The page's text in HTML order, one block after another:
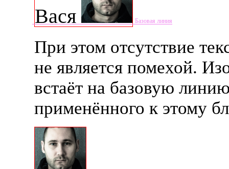
Вася
При этом отсутствие
не является помехой.
встаёт на базовую
применённого к этому